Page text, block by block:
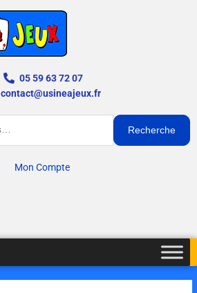
05 59 63 72 07
contact@usineajeux.fr
Recherche
Mon Compte